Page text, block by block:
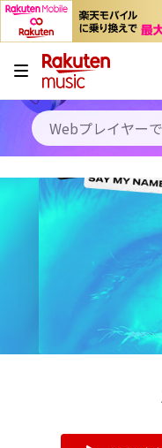
キャンペーン
料金プラン
使い方
初回30日間無料お試